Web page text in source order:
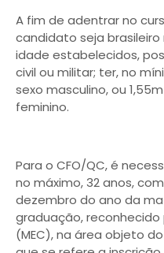
A fim de adentrar no
candidato seja
idade estabelecidos,
civil ou militar; ter, no
sexo masculino, ou
feminino.
Para o CFO/QC, é
no máximo, 32 anos,
dezembro do ano da
graduação, reconhecido
(MEC), na área objeto